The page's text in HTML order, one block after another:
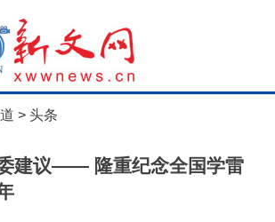
> 头条
建议—— 隆重纪念全国学雷